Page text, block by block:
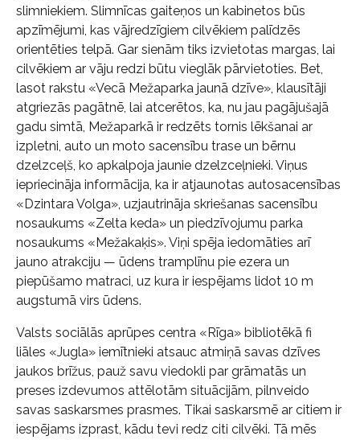
slimniekiem. Slimnīcas gaiteņos un kabinetos būs
apzīmējumi, kas vājredzīgiem cilvēkiem palīdzēs
orientēties telpā. Gar sienām tiks izvietotas margas, lai
cilvēkiem ar vāju redzi būtu vieglāk pārvietoties. Bet,
lasot rakstu «Vecā Mežaparka jaunā dzīve», klausītāji
atgriezās pagātnē, lai atcerētos, ka, nu jau pagājušajā
gadu simtā, Mežaparkā ir redzēts tornis lēkšanai ar
izpletni, auto un moto sacensību trase un bērnu
dzelzceļš, ko apkalpoja jaunie dzelzceļnieki. Viņus
iepriecināja informācija, ka ir atjaunotas autosacensības
«Dzintara Volga», uzjautrināja skriešanas sacensību
nosaukums «Zelta keda» un piedzīvojumu parka
nosaukums «Mežakaķis». Viņi spēja iedomāties arī
jauno atrakciju — ūdens tramplīnu pie ezera un
piepūšamo matraci, uz kura ir iespējams lidot 10 m
augstumā virs ūdens.
Valsts sociālās aprūpes centra «Rīga» bibliotēkā fi
liāles «Jugla» iemītnieki atsauc atmiņā savas dzīves
jaukos brīžus, pauž savu viedokli par grāmatās un
preses izdevumos attēlotām situācijām, pilnveido
savas saskarsmes prasmes. Tikai saskarsmē ar citiem ir
iespējams izprast, kādu tevi redz citi cilvēki. Tā mēs